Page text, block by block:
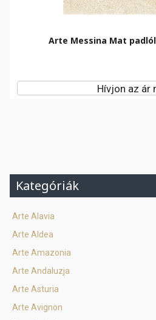
Arte Messina Mat
Hívjon az ár
Kategóriák
Arte Alavia
Arte Aldea
Arte Amazonia
Arte Andaluzja
Arte Asturia
Arte Avignon